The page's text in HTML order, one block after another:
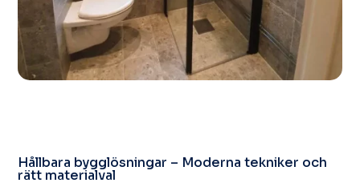
Hållbara bygglösningar – Moderna tekniker och
rätt materialval